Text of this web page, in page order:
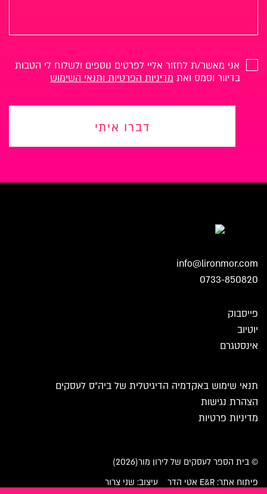
אני מאשר/ת לחזור אליי לפרטים נוספים ולשלוח לי הטבות
בדיוור וסמס ואת מדיניות הפרטיות ותנאי השימוש
דברו איתי
info@lironmor.com
0733-850820
פייסבוק
יוטיוב
אינסטגרם
תנאי שימוש באקדמיה הדיגיטלית של ביה״ס לעסקים
הצהרת נגישות
מדיניות פרטיות
© בית הספר לעסקים של לירון מור(2026)
פיתוח אתר: E&R אטי הדר
עיצוב: שני צרור